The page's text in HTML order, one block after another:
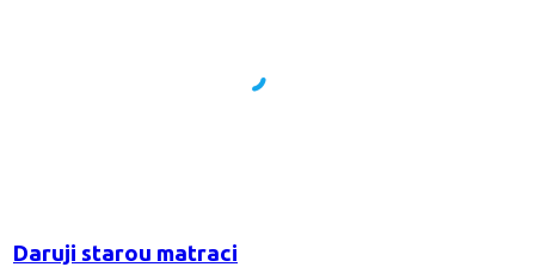
Daruji starou matraci